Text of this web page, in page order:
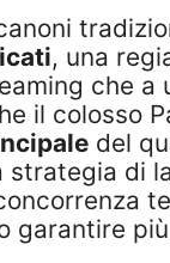
, una
che a
il colosso
del
strategia di
garantire